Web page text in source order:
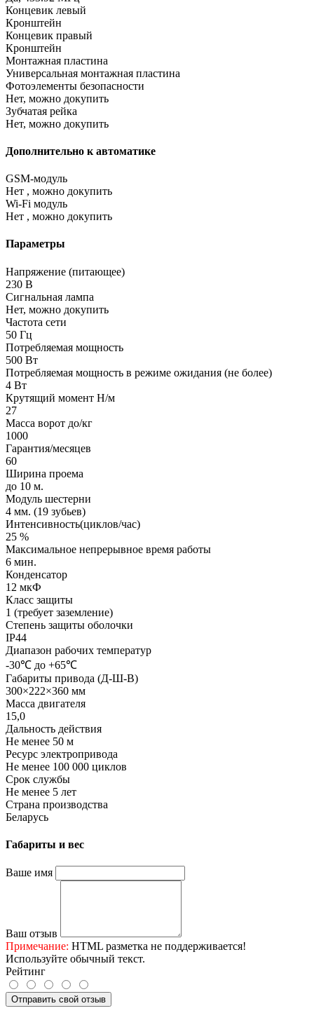
Концевик левый
Кронштейн
Концевик правый
Кронштейн
Монтажная пластина
Универсальная монтажная пластина
Фотоэлементы безопасности
Нет, можно докупить
Зубчатая рейка
Нет, можно докупить
Дополнительно к автоматике
GSM-модуль
Нет , можно докупить
Wi-Fi модуль
Нет , можно докупить
Параметры
Напряжение (питающее)
230 В
Сигнальная лампа
Нет, можно докупить
Частота сети
50 Гц
Потребляемая мощность
500 Вт
Потребляемая мощность в режиме ожидания (не более)
4 Вт
Крутящий момент Н/м
27
Масса ворот до/кг
1000
Гарантия/месяцев
60
Ширина проема
до 10 м.
Модуль шестерни
4 мм. (19 зубьев)
Интенсивность(циклов/час)
25 %
Максимальное непрерывное время работы
6 мин.
Конденсатор
12 мкФ
Класс защиты
1 (требует заземление)
Степень защиты оболочки
IP44
Диапазон рабочих температур
-30℃ до +65℃
Габариты привода (Д-Ш-В)
300×222×360 мм
Масса двигателя
15,0
Дальность действия
Не менее 50 м
Ресурс электропривода
Не менее 100 000 циклов
Срок службы
Не менее 5 лет
Страна производства
Беларусь
Габариты и вес
Ваше имя
Ваш отзыв
Примечание: HTML разметка не поддерживается!
Используйте обычный текст.
Рейтинг
Отправить свой отзыв